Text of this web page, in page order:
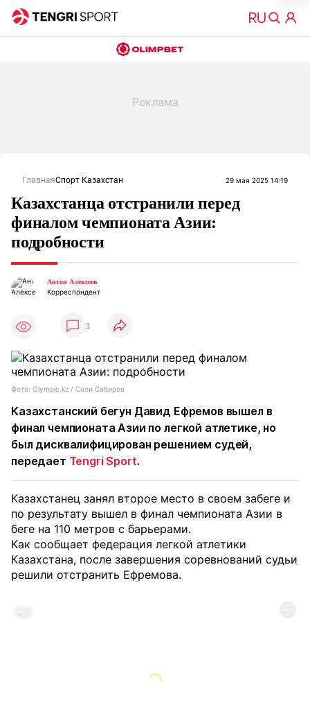
ГлавнаяСпорт Казахстан 29 мая 2025 14:19
Казахстанца отстранили перед
финалом чемпионата Азии:
подробности
Антон Алексеев
Корреспондент
3
Фото: Olympic.kz / Сали Сабиров
Казахстанский бегун Давид Ефремов вышел в
финал чемпионата Азии по легкой атлетике, но
был дисквалифицирован решением судей,
передает Tengri Sport.
Казахстанец занял второе место в своем забеге и
по результату вышел в финал чемпионата Азии в
беге на 110 метров с барьерами.
Как сообщает федерация легкой атлетики
Казахстана, после завершения соревнований судьи
решили отстранить Ефремова.